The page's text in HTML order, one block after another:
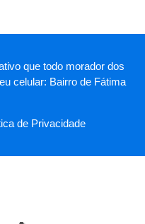
que todo morador dos
celular: Bairro de Fátima
de Privacidade